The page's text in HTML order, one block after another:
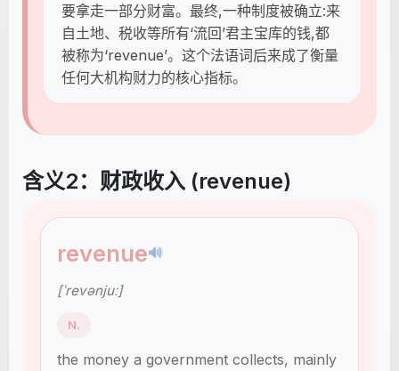
要拿走一部分财富。最终,一种制度被确立:来
自土地、税收等所有‘流回’君主宝库的钱,都
被称为‘revenue’。这个法语词后来成了衡量
任何大机构财力的核心指标。
含义2：财政收入 (revenue)
revenue🔊
[ˈrevənjuː]
N.
the money a government collects, mainly